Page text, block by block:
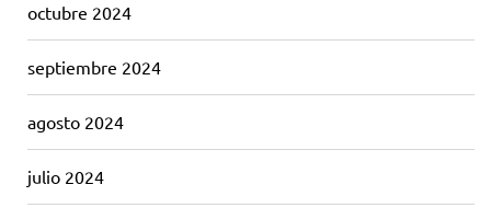
octubre 2024
septiembre 2024
agosto 2024
julio 2024